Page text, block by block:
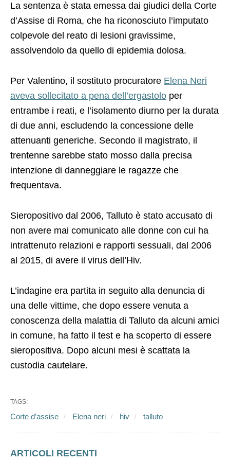
La sentenza è stata emessa dai giudici della Corte
d’Assise di Roma, che ha riconosciuto l’imputato
colpevole del reato di lesioni gravissime,
assolvendolo da quello di epidemia dolosa.
Per Valentino, il sostituto procuratore Elena Neri
aveva sollecitato a pena dell’ergastolo per
entrambe i reati, e l’isolamento diurno per la durata
di due anni, escludendo la concessione delle
attenuanti generiche. Secondo il magistrato, il
trentenne sarebbe stato mosso dalla precisa
intenzione di danneggiare le ragazze che
frequentava.
Sieropositivo dal 2006, Talluto è stato accusato di
non avere mai comunicato alle donne con cui ha
intrattenuto relazioni e rapporti sessuali, dal 2006
al 2015, di avere il virus dell’Hiv.
L’indagine era partita in seguito alla denuncia di
una delle vittime, che dopo essere venuta a
conoscenza della malattia di Talluto da alcuni amici
in comune, ha fatto il test e ha scoperto di essere
sieropositiva. Dopo alcuni mesi è scattata la
custodia cautelare.
TAGS:
Corte d’assise Elena neri hiv talluto
ARTICOLI RECENTI